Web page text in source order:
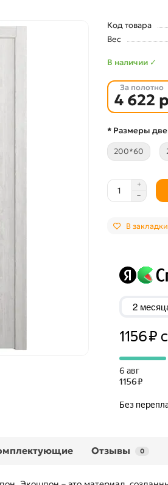
Код товара
Вес
В наличии ✓
За полотно
4 622 р
* Размеры
200*60
В закладки
Отзывы 0